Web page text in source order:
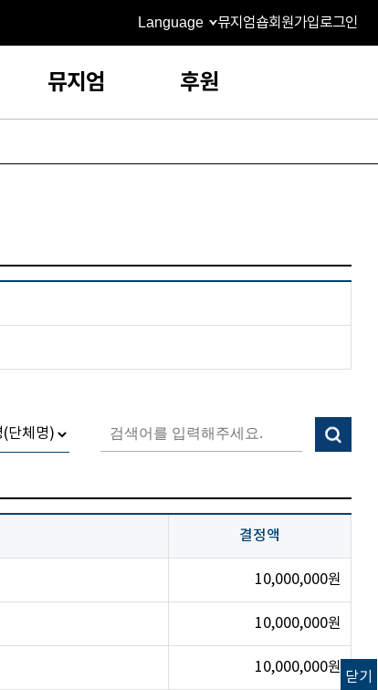
Language 뮤지엄숍회원가입로그인
뮤지엄 후원
닫기
결정액
10,000,000원
10,000,000원
10,000,000원